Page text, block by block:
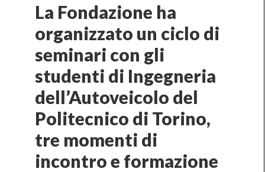
La Fondazione ha
organizzato un ciclo di
seminari con gli
studenti di Ingegneria
dell’Autoveicolo del
Politecnico di Torino,
tre momenti di
incontro e formazione